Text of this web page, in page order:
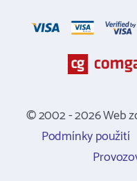
© 2002 - 2026 Web
Podmínky použití